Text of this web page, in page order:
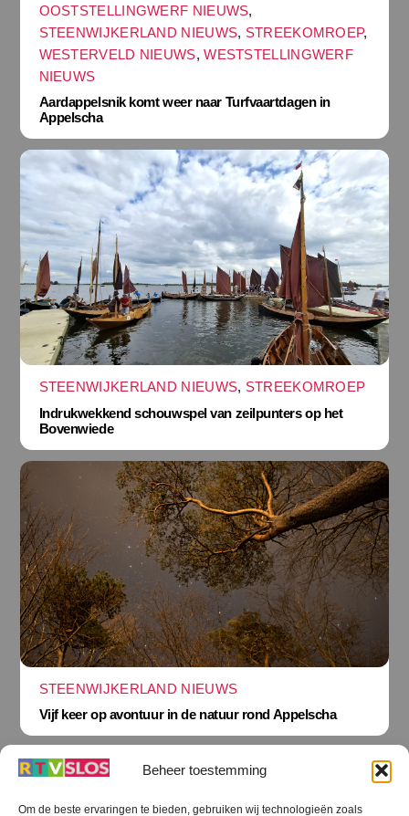
Beheer toestemming
Om de beste ervaringen te bieden, gebruiken wij technologieën zoals
OOSTSTELLINGWERF NIEUWS,
STEENWIJKERLAND NIEUWS, STREEKOMROEP,
WESTERVELD NIEUWS,WESTSTELLINGWERF
NIEUWS
Aardappelsnik komt weer naar Turfvaartdagen in
Appelscha
STEENWIJKERLAND NIEUWS, STREEKOMROEP
Indrukwekkend schouwspel van zeilpunters op het
Bovenwiede
STEENWIJKERLAND NIEUWS
Vijf keer op avontuur in de natuur rond Appelscha